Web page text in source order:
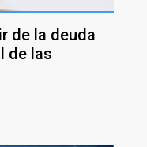
de la deuda
de las